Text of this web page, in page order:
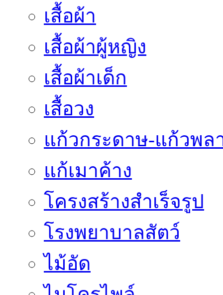
เสื้อผ้า
เสื้อผ้าผู้หญิง
เสื้อผ้าเด็ก
เสื้อวง
แก้วกระดาษ-แก้วพล
แก้เมาค้าง
โครงสร้างสำเร็จรูป
โรงพยาบาลสัตว์
ไม้อัด